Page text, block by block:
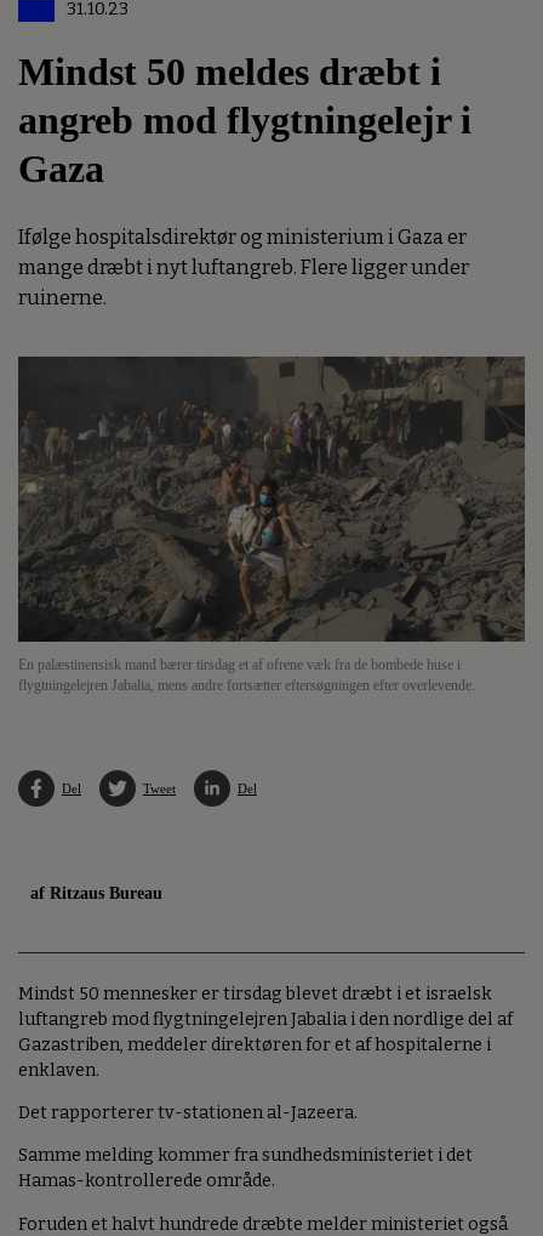
31.10.23
Mindst 50 meldes dræbt i
angreb mod flygtningelejr i
Gaza
Ifølge hospitalsdirektør og ministerium i Gaza er
mange dræbt i nyt luftangreb. Flere ligger under
ruinerne.
En palæstinensisk mand bærer tirsdag et af ofrene væk fra de bombede huse i
flygtningelejren Jabalia, mens andre fortsætter eftersøgningen efter overlevende.
Del Tweet Del
af Ritzaus Bureau
Mindst 50 mennesker er tirsdag blevet dræbt i et israelsk
luftangreb mod flygtningelejren Jabalia i den nordlige del af
Gazastriben, meddeler direktøren for et af hospitalerne i
enklaven.
Det rapporterer tv-stationen al-Jazeera.
Samme melding kommer fra sundhedsministeriet i det
Hamas-kontrollerede område.
Foruden et halvt hundrede dræbte melder ministeriet også